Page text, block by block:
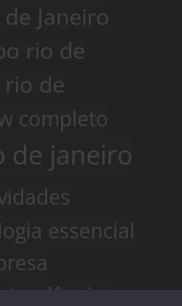
Janeiro
rio de
de
completo
de janeiro
essencial
tendências